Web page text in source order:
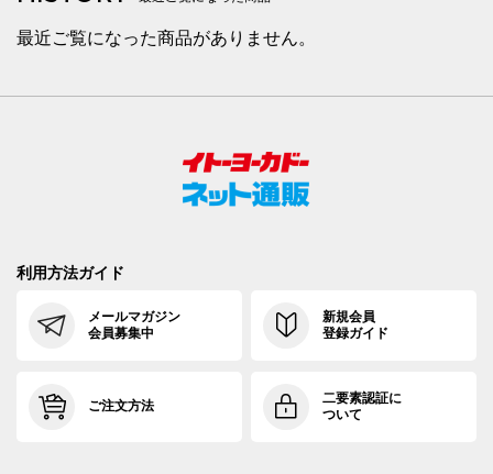
最近ご覧になった商品がありません。
利用方法ガイド
メールマガジン
会員募集中
新規会員
登録ガイド
ご注文方法
二要素認証に
ついて